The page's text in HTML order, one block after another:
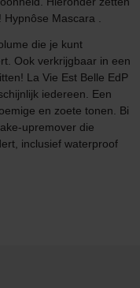
Mascara .
die je kunt
Ook verkrijgbaar in een
La Vie Est Belle EdP
iedereen. Een
en zoete tonen. Bi
upremover die
inclusief waterproof